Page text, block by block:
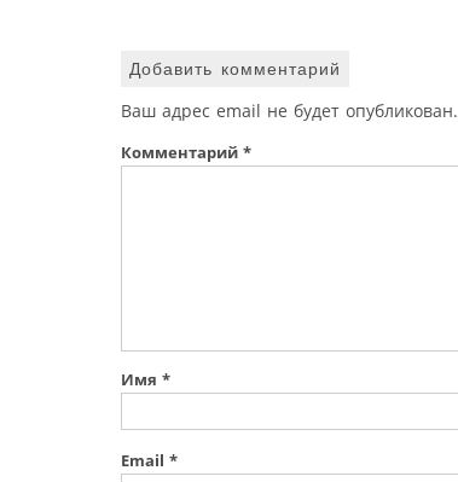
Добавить комментарий
Ваш адрес email не будет опубликован.
Комментарий *
Имя *
Email *